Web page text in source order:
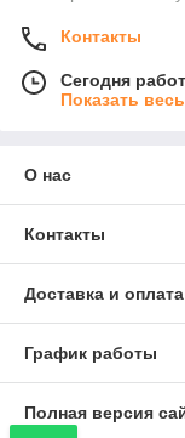
Контакты
Сегодня
Показать
О нас
Контакты
Доставка и оплата
График работы
Полная версия